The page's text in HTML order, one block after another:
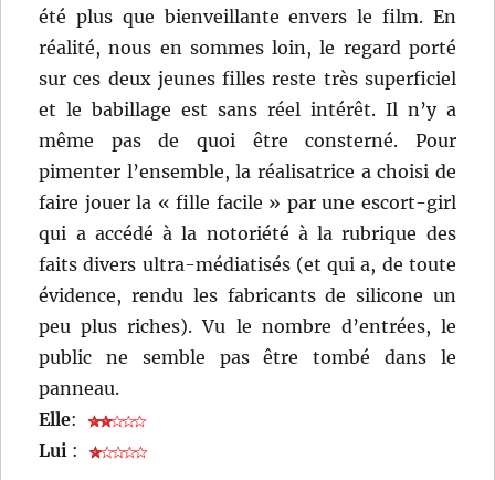
été plus que bienveillante envers le film. En
réalité, nous en sommes loin, le regard porté
sur ces deux jeunes filles reste très superficiel
et le babillage est sans réel intérêt. Il n’y a
même pas de quoi être consterné. Pour
pimenter l’ensemble, la réalisatrice a choisi de
faire jouer la « fille facile » par une escort-girl
qui a accédé à la notoriété à la rubrique des
faits divers ultra-médiatisés (et qui a, de toute
évidence, rendu les fabricants de silicone un
peu plus riches). Vu le nombre d’entrées, le
public ne semble pas être tombé dans le
panneau.
Elle:
Lui :